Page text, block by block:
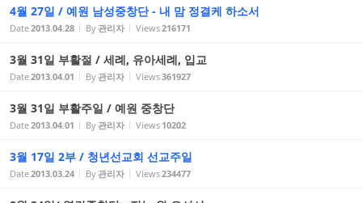
4월 27일 / 예원 남성중창단 - 내 맘 정결케 하소서
Date2013.04.28 By 관리자 Views216171
3월 31일 부활절 / 세례, 유아세례, 입교
Date2013.04.01 By 관리자 Views361927
3월 31일 부활주일 / 예원 중창단
Date2013.04.01 By 관리자 Views 10202
3월 17일 2부 / 청년선교회 선교주일
Date2013.03.24 By 관리자 Views234477